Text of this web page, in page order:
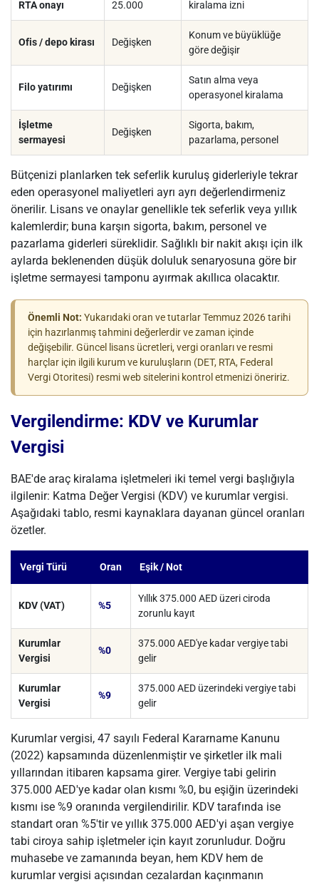
RTA onayı
25.000
kiralama izni
Ofis / depo kirası Değişken
Konum ve büyüklüğe
göre değişir
Filo yatırımı Değişken
Satın alma veya
operasyonel kiralama
İşletme
sermayesi
Değişken
Sigorta, bakım,
pazarlama, personel
Bütçenizi planlarken tek seferlik kuruluş giderleriyle tekrar
eden operasyonel maliyetleri ayrı ayrı değerlendirmeniz
önerilir. Lisans ve onaylar genellikle tek seferlik veya yıllık
kalemlerdir; buna karşın sigorta, bakım, personel ve
pazarlama giderleri süreklidir. Sağlıklı bir nakit akışı için ilk
aylarda beklenenden düşük doluluk senaryosuna göre bir
işletme sermayesi tamponu ayırmak akıllıca olacaktır.
Önemli Not: Yukarıdaki oran ve tutarlar Temmuz 2026 tarihi
için hazırlanmış tahmini değerlerdir ve zaman içinde
değişebilir. Güncel lisans ücretleri, vergi oranları ve resmi
harçlar için ilgili kurum ve kuruluşların (DET, RTA, Federal
Vergi Otoritesi) resmi web sitelerini kontrol etmenizi öneririz.
Vergilendirme: KDV ve Kurumlar
Vergisi
BAE'de araç kiralama işletmeleri iki temel vergi başlığıyla
ilgilenir: Katma Değer Vergisi (KDV) ve kurumlar vergisi.
Aşağıdaki tablo, resmi kaynaklara dayanan güncel oranları
özetler.
Vergi Türü Oran Eşik / Not
KDV (VAT) %5
Yıllık 375.000 AED üzeri ciroda
zorunlu kayıt
Kurumlar
Vergisi
%0
375.000 AED'ye kadar vergiye tabi
gelir
Kurumlar
Vergisi
%9
375.000 AED üzerindeki vergiye tabi
gelir
Kurumlar vergisi, 47 sayılı Federal Kararname Kanunu
(2022) kapsamında düzenlenmiştir ve şirketler ilk mali
yıllarından itibaren kapsama girer. Vergiye tabi gelirin
375.000 AED'ye kadar olan kısmı %0, bu eşiğin üzerindeki
kısmı ise %9 oranında vergilendirilir. KDV tarafında ise
standart oran %5'tir ve yıllık 375.000 AED'yi aşan vergiye
tabi ciroya sahip işletmeler için kayıt zorunludur. Doğru
muhasebe ve zamanında beyan, hem KDV hem de
kurumlar vergisi açısından cezalardan kaçınmanın